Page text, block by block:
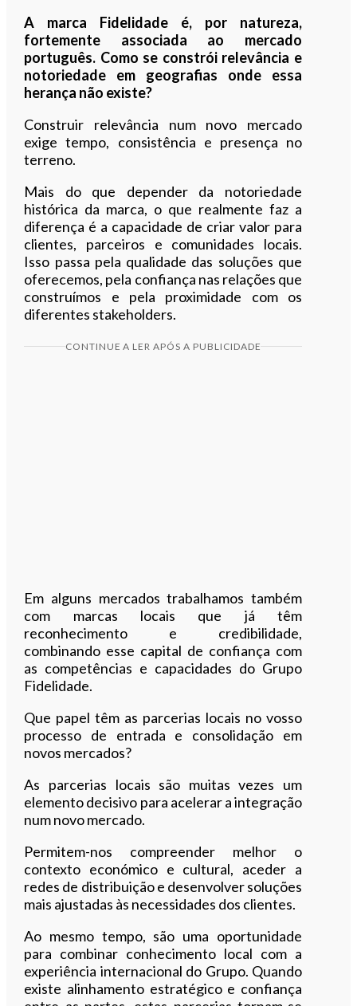
A marca Fidelidade é, por natureza,
fortemente associada ao mercado
português. Como se constrói relevância e
notoriedade em geografias onde essa
herança não existe?
Construir relevância num novo mercado
exige tempo, consistência e presença no
terreno.
Mais do que depender da notoriedade
histórica da marca, o que realmente faz a
diferença é a capacidade de criar valor para
clientes, parceiros e comunidades locais.
Isso passa pela qualidade das soluções que
oferecemos, pela confiança nas relações que
construímos e pela proximidade com os
diferentes stakeholders.
CONTINUE A LER APÓS A PUBLICIDADE
Em alguns mercados trabalhamos também
com marcas locais que já têm
reconhecimento e credibilidade,
combinando esse capital de confiança com
as competências e capacidades do Grupo
Fidelidade.
Que papel têm as parcerias locais no vosso
processo de entrada e consolidação em
novos mercados?
As parcerias locais são muitas vezes um
elemento decisivo para acelerar a integração
num novo mercado.
Permitem-nos compreender melhor o
contexto económico e cultural, aceder a
redes de distribuição e desenvolver soluções
mais ajustadas às necessidades dos clientes.
Ao mesmo tempo, são uma oportunidade
para combinar conhecimento local com a
experiência internacional do Grupo. Quando
existe alinhamento estratégico e confiança